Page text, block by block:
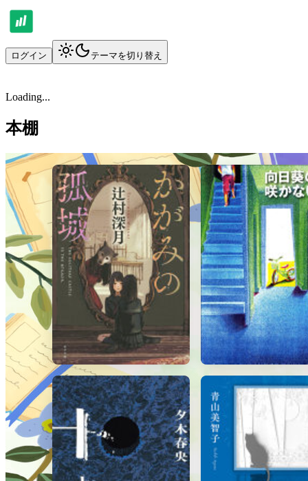
ログイン テーマを切り替え
Loading...
本棚